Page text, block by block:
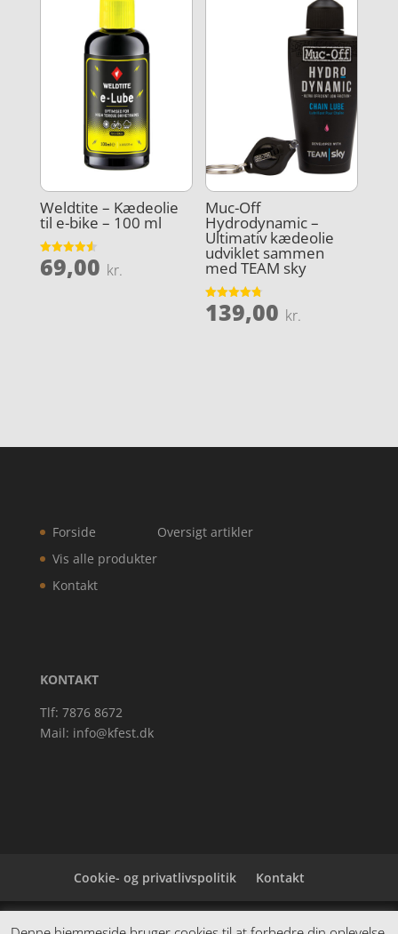
Weldtite – Kædeolie
til e-bike – 100 ml
Vurderet
4.6
69,00 kr.
Muc-Off
Hydrodynamic –
Ultimativ kædeolie
udviklet sammen
med TEAM sky
Vurderet
4.8
139,00 kr.
Forside
Vis alle produkter
Kontakt
Oversigt artikler
KONTAKT
Tlf: 7876 8672
Mail: info@kfest.dk
Cookie- og privatlivspolitik Kontakt
Denne hjemmeside samler et bredt udvalg af